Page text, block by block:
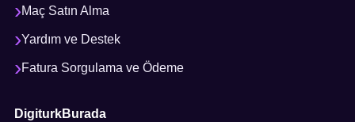
Maç Satın Alma
Yardım ve Destek
Fatura Sorgulama ve Ödeme
DigiturkBurada